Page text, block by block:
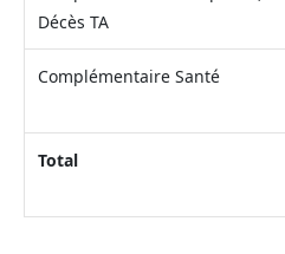
Décès TA
Complémentaire Santé
Total